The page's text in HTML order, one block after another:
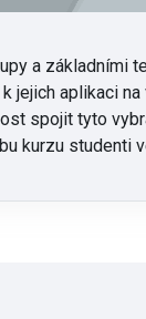
a základními
jejich aplikaci
spojit tyto
kurzu studenti